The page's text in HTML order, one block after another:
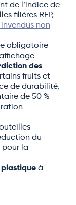
de l’indice de
filières REP,
invendus non
obligatoire
des
fruits et
de durabilité,
de 50 %
du
pour la
à